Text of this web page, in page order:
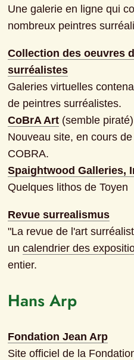
Une galerie en ligne qui
nombreux peintres
Collection des oeuvres
surréalistes
Galeries virtuelles
CoBrA Art (semble piraté)
Nouveau site, en cours
Spaightwood Galleries,
Quelques lithos de Toyen
Revue surrealismus
"La revue de l'art
un calendrier des
entier.
Hans Arp
Fondation Jean Arp
Site officiel de la